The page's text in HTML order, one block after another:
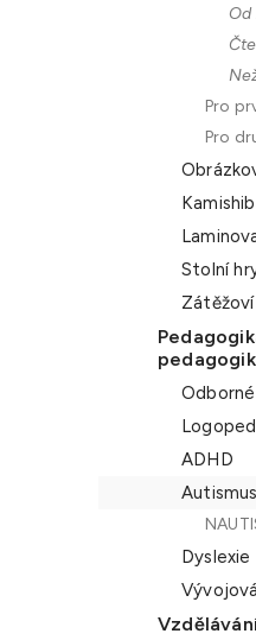
Od
Pro
Pro
Stolní
ADHD
Autismus
Dyslexie